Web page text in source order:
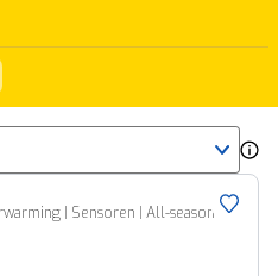
| Sensoren | All-season